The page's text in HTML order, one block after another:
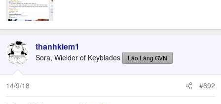
thanhkiem1
Sora, Wielder of Keyblades Lão Làng GVN
14/9/18 #692